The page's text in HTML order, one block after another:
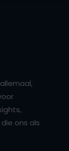
ons als